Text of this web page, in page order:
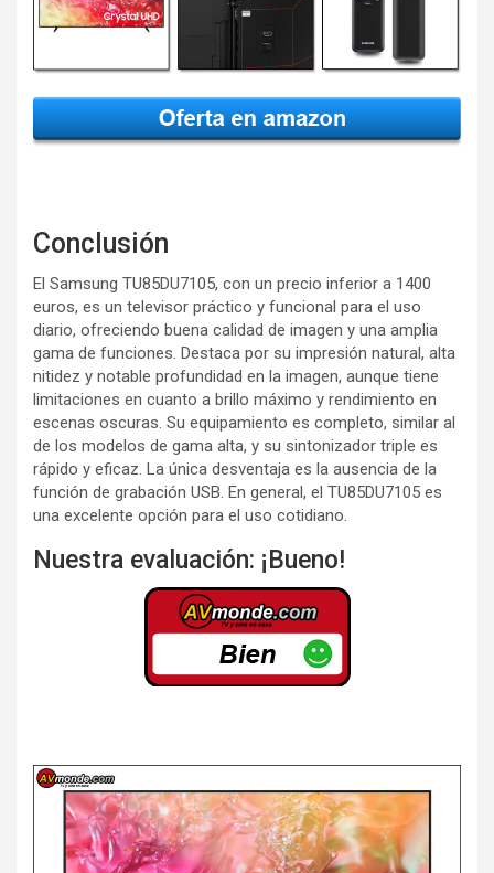
Conclusión
El Samsung TU85DU7105, con un precio inferior a 1400
euros, es un televisor práctico y funcional para el uso
diario, ofreciendo buena calidad de imagen y una amplia
gama de funciones. Destaca por su impresión natural, alta
nitidez y notable profundidad en la imagen, aunque tiene
limitaciones en cuanto a brillo máximo y rendimiento en
escenas oscuras. Su equipamiento es completo, similar al
de los modelos de gama alta, y su sintonizador triple es
rápido y eficaz. La única desventaja es la ausencia de la
función de grabación USB. En general, el TU85DU7105 es
una excelente opción para el uso cotidiano.
Nuestra evaluación: ¡Bueno!